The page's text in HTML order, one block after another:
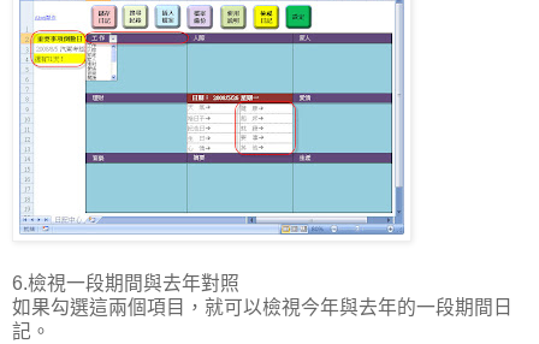
6.檢視一段期間與去年對照
如果勾選這兩個項目，就可以檢視今年與去年的一段期間日
記。